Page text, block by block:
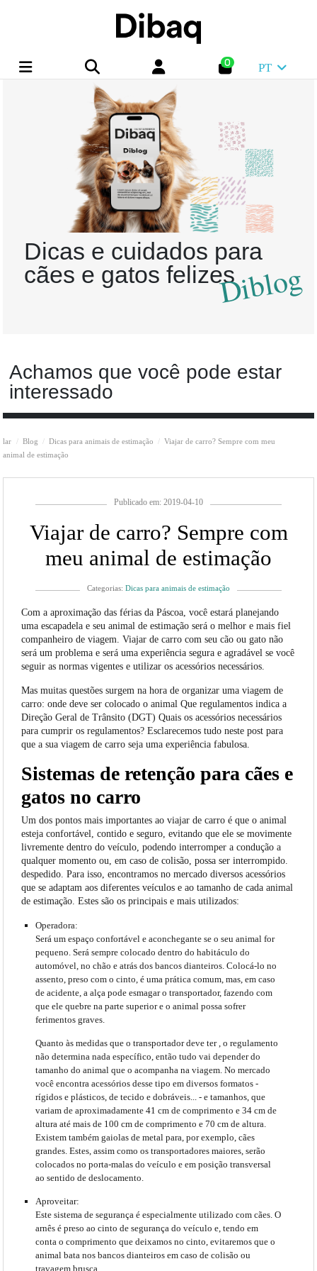
0 PT
Dicas e cuidados para
cães e gatos felizesDiblog
Achamos que você pode estar
interessado
lar Blog Dicas para animais de estimação
Viajar de carro? Sempre com meu
animal de estimação
Publicado em: 2019-04-10
Viajar de carro? Sempre com
meu animal de estimação
Categorias: Dicas para animais de estimação
Com a aproximação das férias da Páscoa, você estará planejando
uma escapadela e seu animal de estimação será o melhor e mais fiel
companheiro de viagem. Viajar de carro com seu cão ou gato não
será um problema e será uma experiência segura e agradável se você
seguir as normas vigentes e utilizar os acessórios necessários.
Mas muitas questões surgem na hora de organizar uma viagem de
carro: onde deve ser colocado o animal Que regulamentos indica a
Direção Geral de Trânsito (DGT) Quais os acessórios necessários
para cumprir os regulamentos? Esclarecemos tudo neste post para
que a sua viagem de carro seja uma experiência fabulosa.
Sistemas de retenção para cães e
gatos no carro
Um dos pontos mais importantes ao viajar de carro é que o animal
esteja confortável, contido e seguro, evitando que ele se movimente
livremente dentro do veículo, podendo interromper a condução a
qualquer momento ou, em caso de colisão, possa ser interrompido.
despedido. Para isso, encontramos no mercado diversos acessórios
que se adaptam aos diferentes veículos e ao tamanho de cada animal
de estimação. Estes são os principais e mais utilizados:
Operadora:
Será um espaço confortável e aconchegante se o seu animal for
pequeno. Será sempre colocado dentro do habitáculo do
automóvel, no chão e atrás dos bancos dianteiros. Colocá-lo no
assento, preso com o cinto, é uma prática comum, mas, em caso
de acidente, a alça pode esmagar o transportador, fazendo com
que ele quebre na parte superior e o animal possa sofrer
ferimentos graves.
Quanto àsmedidas que o transportador deve ter , o regulamento
não determina nada específico, então tudo vai depender do
tamanho do animal que o acompanha na viagem. No mercado
você encontra acessórios desse tipo em diversos formatos -
rígidos e plásticos, de tecido e dobráveis... - e tamanhos, que
variam de aproximadamente 41 cm de comprimento e 34 cm de
altura até mais de 100 cm de comprimento e 70 cm de altura.
Existem também gaiolas de metal para, por exemplo, cães
grandes. Estes, assim como os transportadores maiores, serão
colocados no porta-malas do veículo e em posição transversal
ao sentido de deslocamento.
Aproveitar:
Este sistema de segurança é especialmente utilizado com cães. O
arnês é preso ao cinto de segurança do veículo e, tendo em
conta o comprimento que deixamos no cinto, evitaremos que o
animal bata nos bancos dianteiros em caso de colisão ou
travagem brusca.